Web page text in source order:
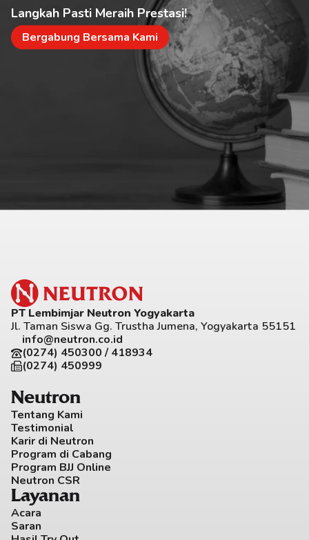
Langkah Pasti Meraih Prestasi!
Bergabung Bersama Kami
PT Lembimjar Neutron Yogyakarta
Jl. Taman Siswa Gg. Trustha Jumena, Yogyakarta 55151
info@neutron.co.id
(0274) 450300 / 418934
(0274) 450999
Neutron
Tentang Kami
Testimonial
Karir di Neutron
Program di Cabang
Program BJJ Online
Neutron CSR
Layanan
Acara
Saran